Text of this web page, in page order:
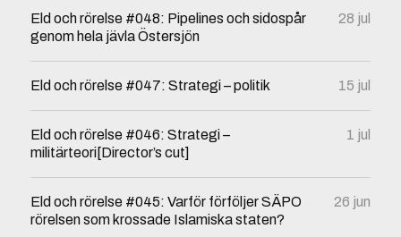
Eld och rörelse #048: Pipelines och sidospår
genom hela jävla Östersjön
28 jul
Eld och rörelse #047: Strategi – politik 15 jul
Eld och rörelse #046: Strategi –
militärteori[Director’s cut]
1 jul
Eld och rörelse #045: Varför förföljer SÄPO
rörelsen som krossade Islamiska staten?
26 jun